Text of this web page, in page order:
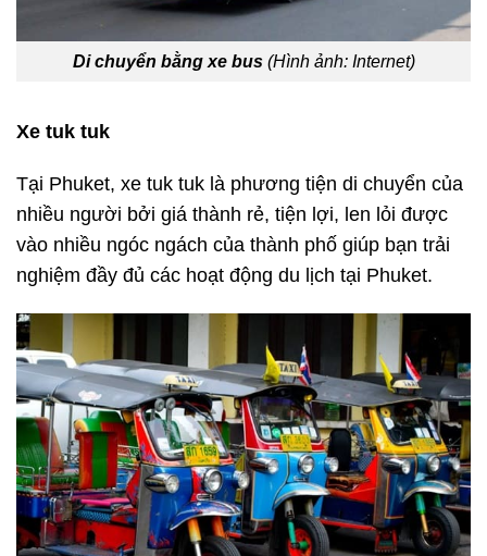
Di chuyển bằng xe bus(Hình ảnh: Internet)
Xe tuk tuk
Tại Phuket, xe tuk tuk là phương tiện di chuyển của
nhiều người bởi giá thành rẻ, tiện lợi, len lỏi được
vào nhiều ngóc ngách của thành phố giúp bạn trải
nghiệm đầy đủ các hoạt động du lịch tại Phuket.